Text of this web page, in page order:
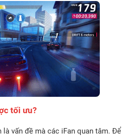
tối ưu?
vấn đề mà các iFan quan tâm. Để